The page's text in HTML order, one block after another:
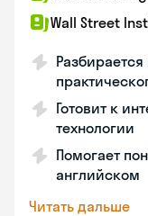
Wall Street
Готовит к
технологии
Помогает
английском
Читать дальше